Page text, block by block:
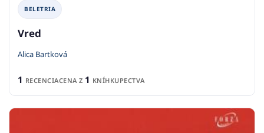
BELETRIA
Vred
Alica Bartková
1 RECENCIACENA Z 1 KNÍHKUPECTVA